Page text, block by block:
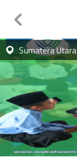
Sumatera Utara